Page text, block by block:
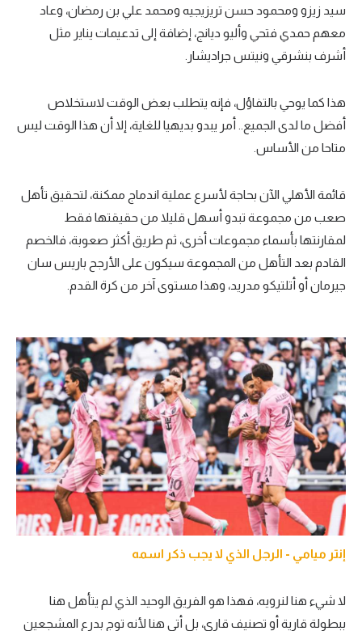
سيد زيزو ومحمود حسن تريزيجيه ومحمد علي بن رمضان، وعاد
معهم حمدي فتحي وأليو ديانج، إضافة إلى تدعيمات يناير مثل
أشرف بنشرقي ونيتس جراديشار.
هذا كما يوحي بالتفاؤل، فإنه يتطلب بعض الوقت لاستخلاص
أفضل ما لدى الجميع.. أمر يبدو بديهيا للغاية، إلا أن هذا الوقت ليس
متاحا من الأساس.
قائمة الأهلي الآن بحاجة لأسرع عملية اندماج ممكنة، لتحقيق تأهل
صعب من مجموعة تبدو أسهل قليلا من حقيقتها فقط
لمقارنتها بأسماء مجموعات أخرى، ثم طريق أكثر صعوبة، فالخصم
القادم بعد التأهل من المجموعة سيكون على الأرجح باريس سان
جيرمان أو أتلتيكو مدريد، وهذا مستوى آخر من كرة القدم.
إنتر ميامي - الرجل الذي لا يجب ذكر اسمه
لا شيء هنا لنرويه، فهذا هو الفريق الوحيد الذي لم يتأهل هنا
ببطولة قارية أو تصنيف قاري، بل أتى هنا لأنه توج بدرع المشجعين